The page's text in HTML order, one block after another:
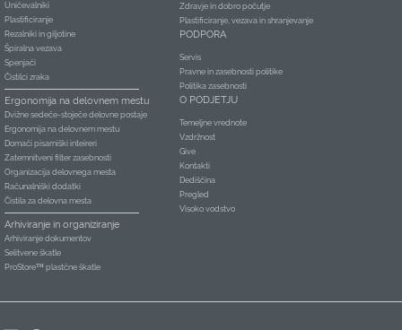
Uničevalniki
Plastificiranje
Rezalniki in giljotine
Špiralna vezava
Spenjači
Čistilci zraka
Ergonomija na delovnem mestu
Dvižne sedeče-stoječe delovne postaje
Ergonomija na delovnem mestu
Domači pisarniški inteireri
Zatemnitveni filter zasebnosti
Organizacija delovnega mesta
Računalniški dodatki
Čistila za delovna mesta
Arhiviranje in organiziranje
Arhiviranje dokumentov
Selitvene škatle
ProStore™ plastčne škatle
Zdravje in dobro počutje
Plastificiranje, vezava in shranjevanje
PODPORA
Servis
Pravne in zasebnosti politike
Politika zasebnosti
O PODJETJU
Temeljne vrednote
Vzdržnost
Give
Kontakti
Dediščina
Pregled
Visoko vodstvo